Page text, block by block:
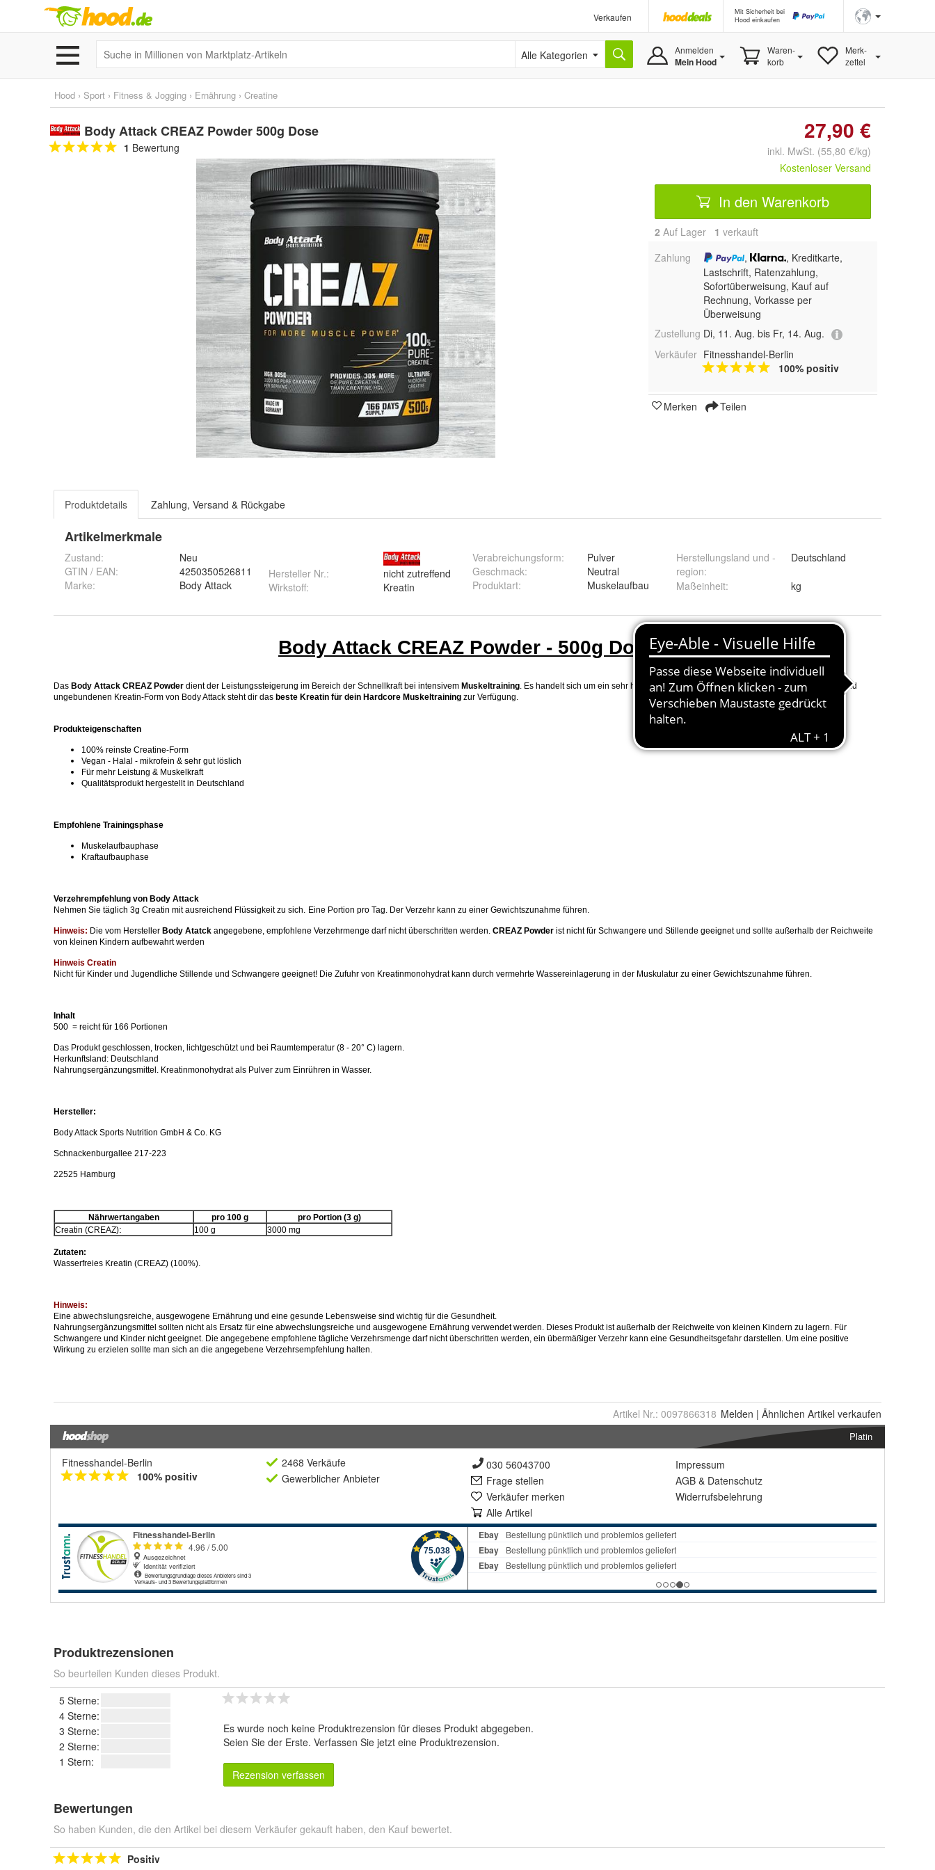
Verkaufen
Mit Sicherheit bei
Hood einkaufen
Alle Kategorien Anmelden
Mein Hood
Waren-
korb
Merk-
zettel
Hood › Sport › Fitness & Jogging › Ernährung › Creatine
Body Attack CREAZ Powder 500g Dose
1 Bewertung
27,90 €
inkl. MwSt. (55,80 €/kg)
Kostenloser Versand
In den Warenkorb
2 Auf Lager 1 verkauft
Zahlung
,
, Kreditkarte,
Lastschrift, Ratenzahlung,
Sofortüberweisung, Kauf auf
Rechnung, Vorkasse per
Überweisung
Zustellung Di, 11. Aug. bis Fr, 14. Aug.
Verkäufer Fitnesshandel-Berlin
100% positiv
Merken Teilen
Produktdetails Zahlung, Versand & Rückgabe
Artikelmerkmale
Zustand:
Neu
GTIN / EAN:
4250350526811
Marke:
Body Attack
Hersteller Nr.:
nicht zutreffend
Wirkstoff: Kreatin
Verabreichungsform:
Pulver
Geschmack:
Neutral
Produktart: Muskelaufbau
Herstellungsland und -
region:
Deutschland
Maßeinheit: kg
Artikel Nr.: 0097866318 Melden | Ähnlichen Artikel verkaufen
Platin
Fitnesshandel-Berlin
100% positiv
2468 Verkäufe
Gewerblicher Anbieter
030 56043700
Frage stellen
Verkäufer merken
Alle Artikel
Impressum
AGB & Datenschutz
Widerrufsbelehrung
Produktrezensionen
So beurteilen Kunden dieses Produkt.
5 Sterne:
4 Sterne:
3 Sterne:
2 Sterne:
1 Stern:
Es wurde noch keine Produktrezension für dieses Produkt abgegeben.
Seien Sie der Erste. Verfassen Sie jetzt eine Produktrezension.
Rezension verfassen
Bewertungen
So haben Kunden, die den Artikel bei diesem Verkäufer gekauft haben, den Kauf bewertet.
Positiv